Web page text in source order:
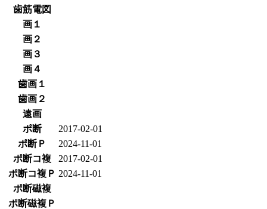
歯筋電図
画１
画２
画３
画４
歯画１
歯画２
遠画
ポ断
2017-02-01
ポ断Ｐ
2024-11-01
ポ断コ複
2017-02-01
ポ断コ複Ｐ 2024-11-01
ポ断磁複
ポ断磁複Ｐ